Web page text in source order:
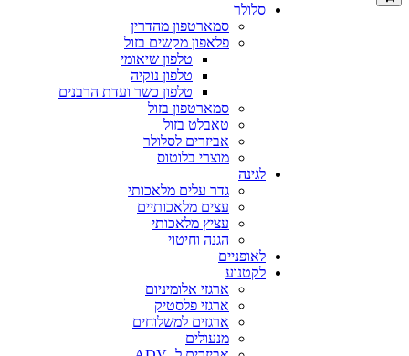
סלולר
סמארטפון מהדרין
פלאפון מקשים בזול
טלפון שיאומי
טלפון נוקיה
טלפון כשר ועדת הרבנים
סמארטפון בזול
טאבלט בזול
אביזרים לסלולר
מוצרי בלוטוס
לגינה
גדר עלים מלאכותי
עצים מלאכותיים
עציץ מלאכותי
הגנה וחיטוי
לאופניים
לקטנוע
ארגזי אלומיניום
ארגזי פלסטיק
ארגזים למשלוחים
מנעולים